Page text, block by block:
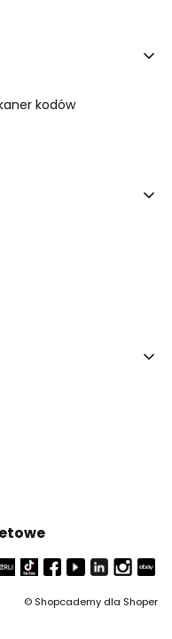
kodów
© Shopcademy dla Shoper